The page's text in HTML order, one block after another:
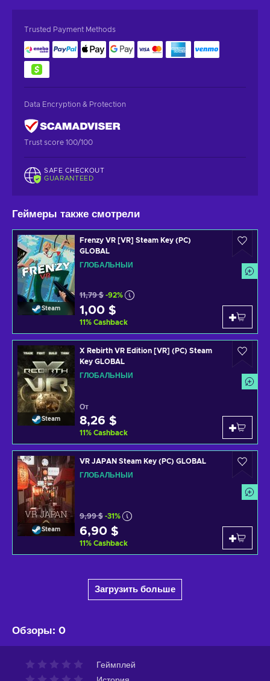
Trusted Payment Methods
Data Encryption & Protection
Trust score 100/100
SAFE CHECKOUT
GUARANTEED
Геймеры также смотрели
Steam
Frenzy VR [VR] Steam Key (PC)
GLOBAL
ГЛОБАЛЬНЫЙ
11,79 $ -92%
1,00 $
11% Cashback
Steam
X Rebirth VR Edition [VR] (PC) Steam
Key GLOBAL
ГЛОБАЛЬНЫЙ
От
8,26 $
11% Cashback
Steam
VR JAPAN Steam Key (PC) GLOBAL
ГЛОБАЛЬНЫЙ
9,99 $ -31%
6,90 $
11% Cashback
Загрузить больше
Обзоры: 0
Геймплей